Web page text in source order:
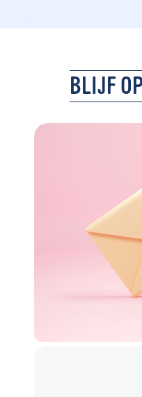
BLIJF